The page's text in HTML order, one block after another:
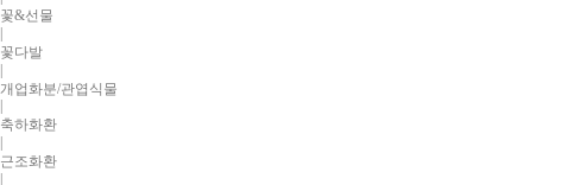
꽃&선물
|
꽃다발
|
개업화분/관엽식물
축하화환
근조화환
|